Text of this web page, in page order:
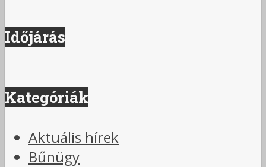
Időjárás
Kategóriák
Aktuális hírek
Bűnügy